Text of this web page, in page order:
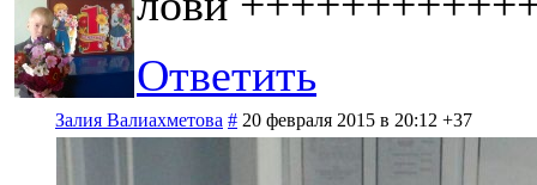
Ответить
Залия Валиахметова # 20 февраля 2015 в 20:12 +37